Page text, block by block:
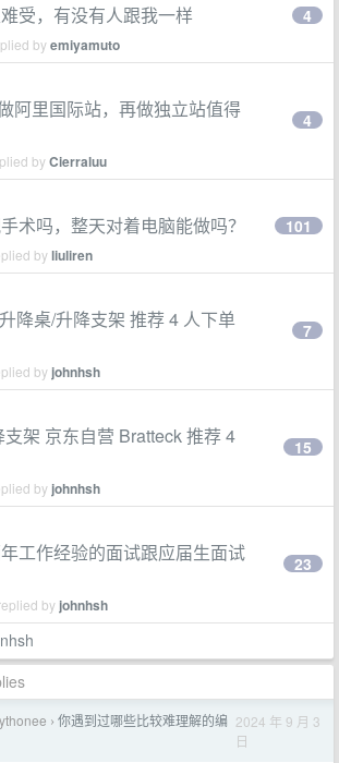
受，有没有人跟我一样
byemiyamuto
4
阿里国际站，再做独立站值得
byCierraluu
4
术吗，整天对着电脑能做吗？
byliuliren
101
降桌/升降支架 推荐 4 人下单
by johnhsh
7
架 京东自营 Bratteck 推荐 4
by johnhsh
15
工作经验的面试跟应届生面试
by johnhsh
23
› 你遇到过哪些比较难理解的编 2024 年 9 月 3
日